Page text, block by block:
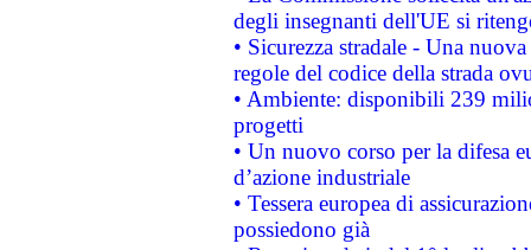
degli insegnanti dell'UE si
• Sicurezza stradale - Una
regole del codice della strada
• Ambiente: disponibili 239
progetti
• Un nuovo corso per la difesa
d’azione industriale
• Tessera europea di
possiedono già